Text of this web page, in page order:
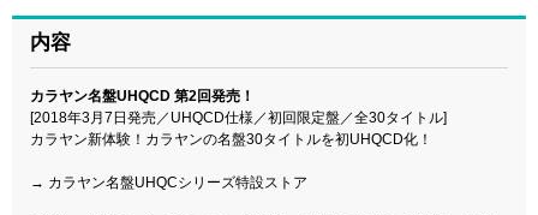
内容
カラヤン名盤UHQCD 第2回発売！
[2018年3月7日発売／UHQCD仕様／初回限定盤／全30タイトル]
カラヤン新体験！カラヤンの名盤30タイトルを初UHQCD化！
→ カラヤン名盤UHQCシリーズ特設ストア